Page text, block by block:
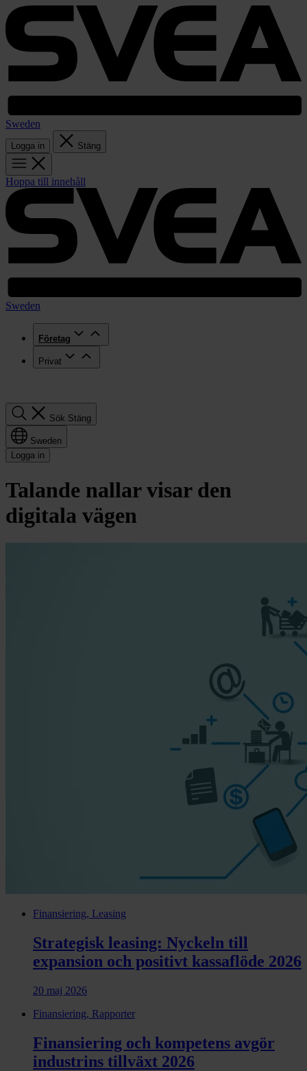
Sweden
Logga in Stäng
Hoppa till innehåll
Sweden
Företag
Privat
Sök Stäng
Sweden
Logga in
Talande nallar visar den
digitala vägen
Finansiering, Leasing
Strategisk leasing: Nyckeln till
expansion och positivt kassaflöde 2026
20 maj 2026
Finansiering, Rapporter
Finansiering och kompetens avgör
industrins tillväxt 2026